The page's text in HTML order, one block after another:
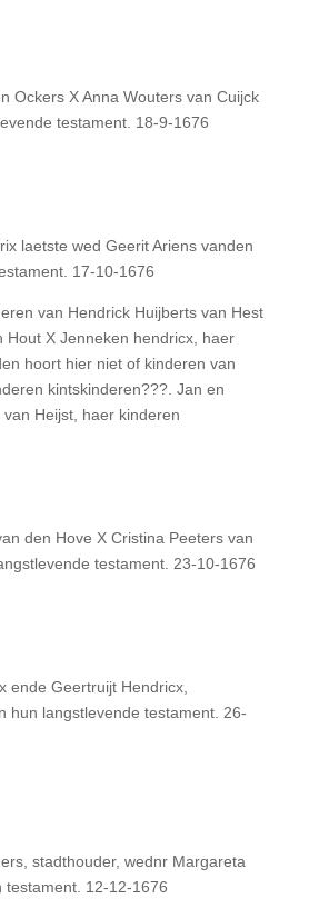
Ockers X Anna Wouters van Cuijck
testament. 18-9-1676
laetste wed Geerit Ariens vanden
17-10-1676
van Hendrick Huijberts van Hest
Hout X Jenneken hendricx, haer
hoort hier niet of kinderen van
kintskinderen???. Jan en
Heijst, haer kinderen
den Hove X Cristina Peeters van
testament. 23-10-1676
ende Geertruijt Hendricx,
hun langstlevende testament. 26-
stadthouder, wednr Margareta
testament. 12-12-1676